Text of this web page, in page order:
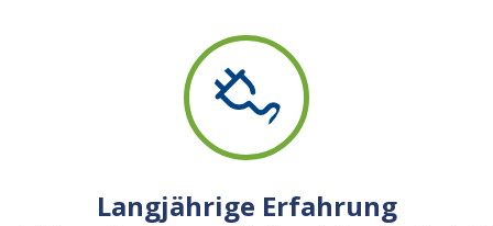
Langjährige Erfahrung